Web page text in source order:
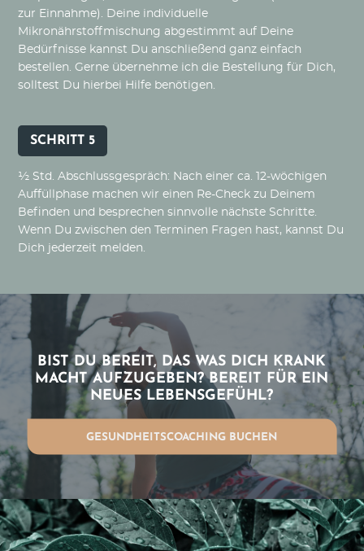
zur Einnahme). Deine individuelle
Mikronährstoffmischung abgestimmt auf Deine
Bedürfnisse kannst Du anschließend ganz einfach
bestellen. Gerne übernehme ich die Bestellung für Dich,
solltest Du hierbei Hilfe benötigen.
SCHRITT 5
½ Std. Abschlussgespräch: Nach einer ca. 12-wöchigen
Auffüllphase machen wir einen Re-Check zu Deinem
Befinden und besprechen sinnvolle nächste Schritte.
Wenn Du zwischen den Terminen Fragen hast, kannst Du
Dich jederzeit melden.
BIST DU BEREIT, DAS WAS DICH KRANK
MACHT AUFZUGEBEN? BEREIT FÜR EIN
NEUES LEBENSGEFÜHL?
GESUNDHEITSCOACHING BUCHEN